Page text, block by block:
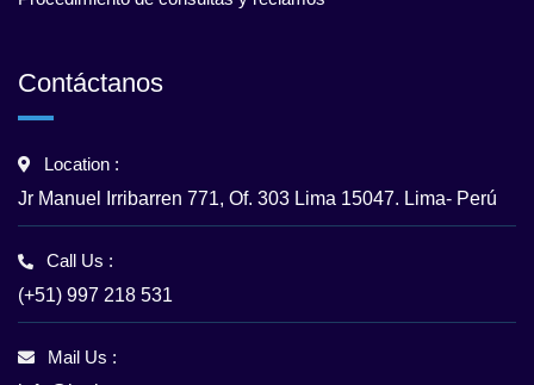
Contáctanos
Location :
Jr Manuel Irribarren 771, Of. 303 Lima 15047. Lima- Perú
Call Us :
(+51) 997 218 531
Mail Us :